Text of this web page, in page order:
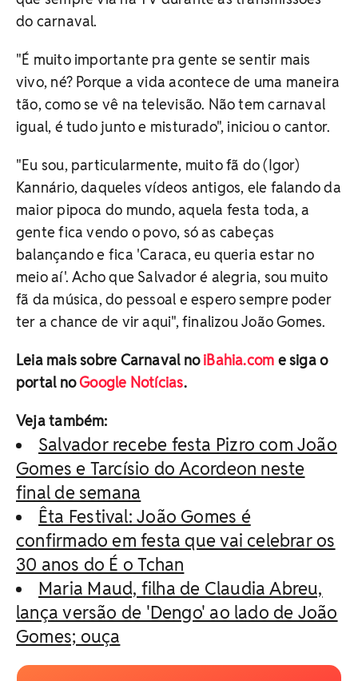
do carnaval.
"É muito importante pra gente se sentir mais
vivo, né? Porque a vida acontece de uma maneira
tão, como se vê na televisão. Não tem carnaval
igual, é tudo junto e misturado", iniciou o cantor.
"Eu sou, particularmente, muito fã do (Igor)
Kannário, daqueles vídeos antigos, ele falando da
maior pipoca do mundo, aquela festa toda, a
gente fica vendo o povo, só as cabeças
balançando e fica 'Caraca, eu queria estar no
meio aí'. Acho que Salvador é alegria, sou muito
fã da música, do pessoal e espero sempre poder
ter a chance de vir aqui", finalizou João Gomes.
Leia mais sobre Carnaval noiBahia.com e siga o
portal noGoogle Notícias.
Veja também:
Salvador recebe festa Pizro com João
Gomes e Tarcísio do Acordeon neste
final de semana
Êta Festival: João Gomes é
confirmado em festa que vai celebrar os
30 anos do É o Tchan
Maria Maud, filha de Claudia Abreu,
lança versão de 'Dengo' ao lado de João
Gomes; ouça